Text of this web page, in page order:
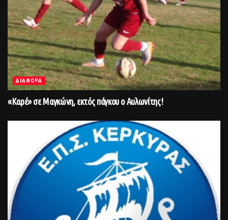
ΔΙΑΦΟΡΑ
«Καρέ» σε Μαγκώνη, εκτός πάγκου ο Αυλωνίτης!